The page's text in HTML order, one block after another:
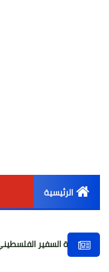
الرئيسية
الفلسطيني بالقاهرة دياب